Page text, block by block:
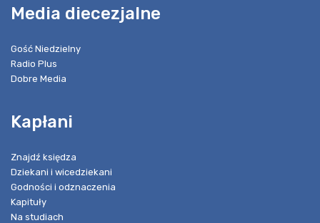
Media diecezjalne
Gość Niedzielny
Radio Plus
Dobre Media
Kapłani
Znajdź księdza
Dziekani i wicedziekani
Godności i odznaczenia
Kapituły
Na studiach